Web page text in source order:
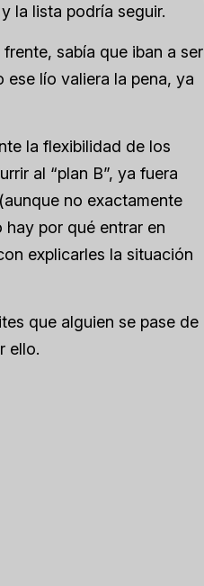
la lista podría seguir.
sabía que iban a ser
lío valiera la pena, ya
la flexibilidad de los
al “plan B”, ya fuera
no exactamente
por qué entrar en
explicarles la situación
que alguien se pase de
ello.